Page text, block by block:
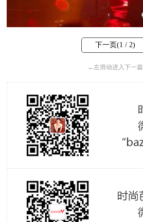
下一页(1 / 2)
← 左滑动进入下一篇